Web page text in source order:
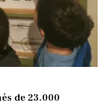
de 23.000